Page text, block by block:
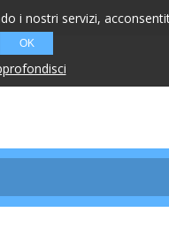
i nostri servizi,
OK